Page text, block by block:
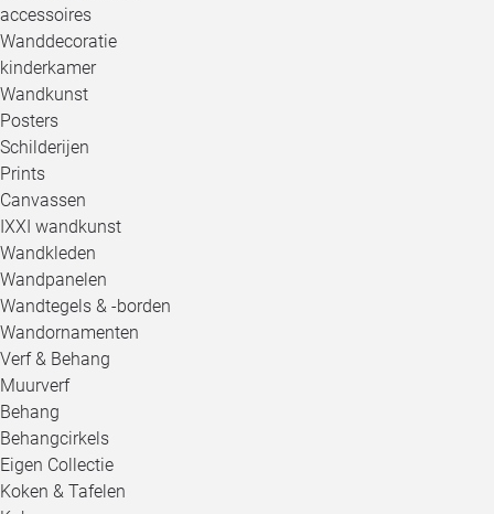
accessoires
Wanddecoratie
kinderkamer
Wandkunst
Posters
Schilderijen
Prints
Canvassen
IXXI wandkunst
Wandkleden
Wandpanelen
Wandtegels & -borden
Wandornamenten
Verf & Behang
Muurverf
Behang
Behangcirkels
Eigen Collectie
Koken & Tafelen